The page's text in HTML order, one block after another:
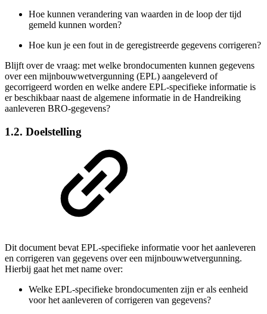
Hoe kunnen verandering van waarden in de loop der tijd
gemeld kunnen worden?
Hoe kun je een fout in de geregistreerde gegevens corrigeren?
Blijft over de vraag: met welke brondocumenten kunnen gegevens
over een mijnbouwwetvergunning (EPL) aangeleverd of
gecorrigeerd worden en welke andere EPL-specifieke informatie is
er beschikbaar naast de algemene informatie in de Handreiking
aanleveren BRO-gegevens?
1.2. Doelstelling
Dit document bevat EPL-specifieke informatie voor het aanleveren
en corrigeren van gegevens over een mijnbouwwetvergunning.
Hierbij gaat het met name over:
Welke EPL-specifieke brondocumenten zijn er als eenheid
voor het aanleveren of corrigeren van gegevens?